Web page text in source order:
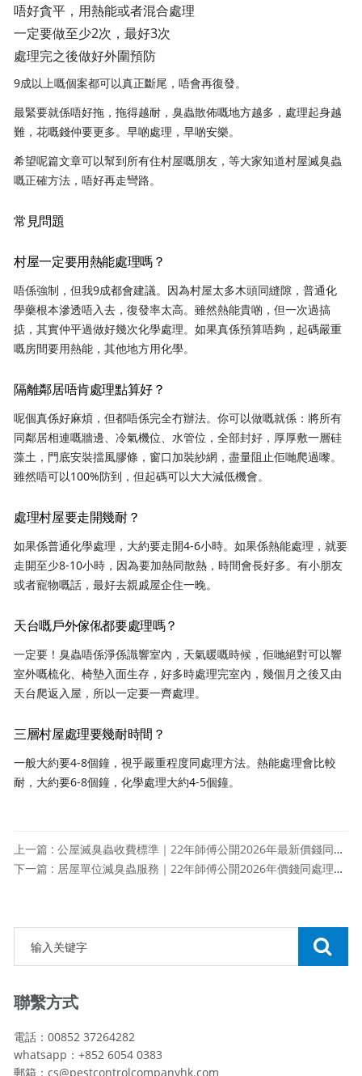
唔好貪平，用熱能或者混合處理
一定要做至少2次，最好3次
處理完之後做好外圍預防
9成以上嘅個案都可以真正斷尾，唔會再復發。
最緊要就係唔好拖，拖得越耐，臭蟲散佈嘅地方越多，處理起身越
難，花嘅錢仲要更多。早啲處理，早啲安樂。
希望呢篇文章可以幫到所有住村屋嘅朋友，等大家知道村屋滅臭蟲
嘅正確方法，唔好再走彎路。
常見問題
村屋一定要用熱能處理嗎？
唔係強制，但我9成都會建議。因為村屋太多木頭同縫隙，普通化
學藥根本滲透唔入去，復發率太高。雖然熱能貴啲，但一次過搞
掂，其實仲平過做好幾次化學處理。如果真係預算唔夠，起碼嚴重
嘅房間要用熱能，其他地方用化學。
隔離鄰居唔肯處理點算好？
呢個真係好麻煩，但都唔係完全冇辦法。你可以做嘅就係：將所有
同鄰居相連嘅牆邊、冷氣機位、水管位，全部封好，厚厚敷一層硅
藻土，門底安裝擋風膠條，窗口加裝紗網，盡量阻止佢哋爬過嚟。
雖然唔可以100%防到，但起碼可以大大減低機會。
處理村屋要走開幾耐？
如果係普通化學處理，大約要走開4-6小時。如果係熱能處理，就要
走開至少8-10小時，因為要加熱同散熱，時間會長好多。有小朋友
或者寵物嘅話，最好去親戚屋企住一晚。
天台嘅戶外傢俬都要處理嗎？
一定要！臭蟲唔係淨係識響室內，天氣暖嘅時候，佢哋絕對可以響
室外嘅梳化、椅墊入面生存，好多時處理完室內，幾個月之後又由
天台爬返入屋，所以一定要一齊處理。
三層村屋處理要幾耐時間？
一般大約要4-8個鐘，視乎嚴重程度同處理方法。熱能處理會比較
耐，大約要6-8個鐘，化學處理大約4-5個鐘。
上一篇 : 公屋滅臭蟲收費標準｜22年師傅公開2026年最新價錢同申請攻略
下一篇 : 居屋單位滅臭蟲服務｜22年師傅公開2026年價錢同處理攻略
聯繫方式
電話：00852 37264282
whatsapp：+852 6054 0383
郵箱：cs@pestcontrolcompanyhk.com